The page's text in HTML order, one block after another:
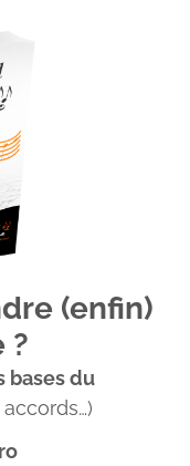
de la
(enfin)
?
bases du